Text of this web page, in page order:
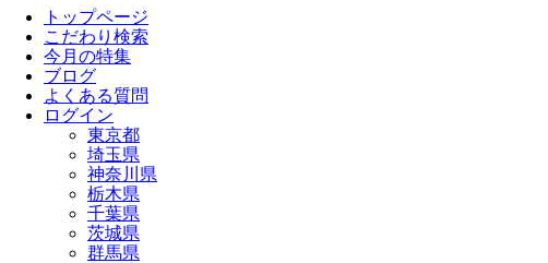
トップページ
こだわり検索
今月の特集
ブログ
よくある質問
ログイン
東京都
埼玉県
神奈川県
栃木県
千葉県
茨城県
群馬県